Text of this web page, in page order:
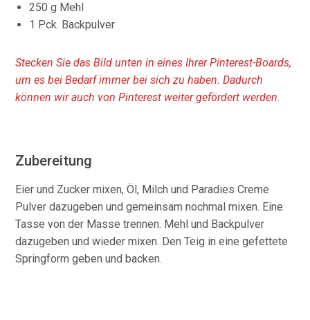
250 g Mehl
1 Pck. Backpulver
Stecken Sie das Bild unten in eines Ihrer Pinterest-Boards,
um es bei Bedarf immer bei sich zu haben. Dadurch
können wir auch von Pinterest weiter gefördert werden.
Zubereitung
Eier und Zucker mixen, Öl, Milch und Paradies Creme
Pulver dazugeben und gemeinsam nochmal mixen. Eine
Tasse von der Masse trennen. Mehl und Backpulver
dazugeben und wieder mixen. Den Teig in eine gefettete
Springform geben und backen.